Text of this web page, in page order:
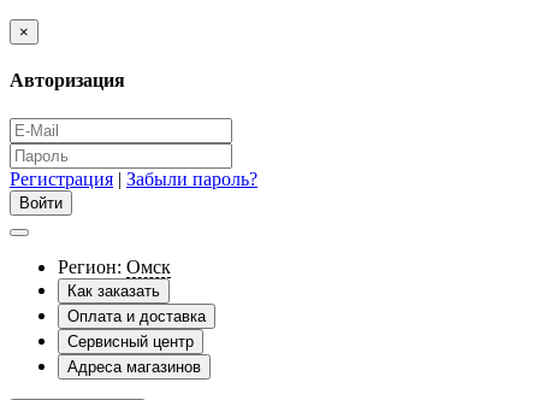
×
Авторизация
Регистрация | Забыли пароль?
Регион: Омск
Как заказать
Оплата и доставка
Сервисный центр
Адреса магазинов